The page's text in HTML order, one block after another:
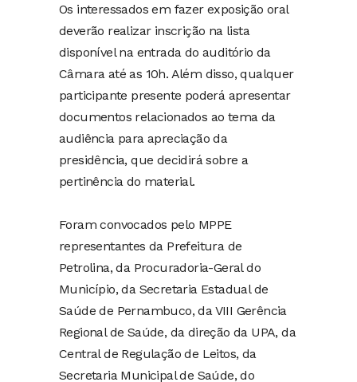
Os interessados em fazer exposição oral
deverão realizar inscrição na lista
disponível na entrada do auditório da
Câmara até as 10h. Além disso, qualquer
participante presente poderá apresentar
documentos relacionados ao tema da
audiência para apreciação da
presidência, que decidirá sobre a
pertinência do material.
Foram convocados pelo MPPE
representantes da Prefeitura de
Petrolina, da Procuradoria-Geral do
Município, da Secretaria Estadual de
Saúde de Pernambuco, da VIII Gerência
Regional de Saúde, da direção da UPA, da
Central de Regulação de Leitos, da
Secretaria Municipal de Saúde, do